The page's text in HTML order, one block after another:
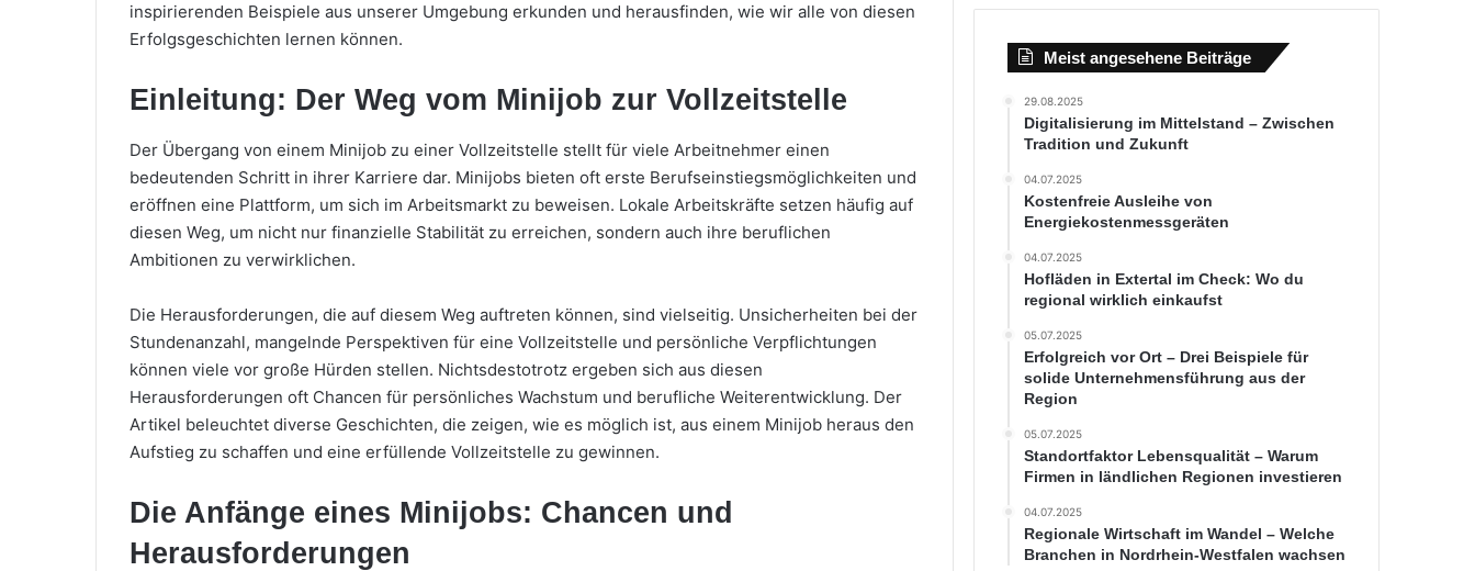
inspirierenden Beispiele aus unserer Umgebung erkunden und herausfinden, wie wir alle von diesen
Erfolgsgeschichten lernen können.
Einleitung: Der Weg vom Minijob zur Vollzeitstelle
Der Übergang von einem Minijob zu einer Vollzeitstelle stellt für viele Arbeitnehmer einen
bedeutenden Schritt in ihrer Karriere dar. Minijobs bieten oft erste Berufseinstiegsmöglichkeiten und
eröffnen eine Plattform, um sich im Arbeitsmarkt zu beweisen. Lokale Arbeitskräfte setzen häufig auf
diesen Weg, um nicht nur finanzielle Stabilität zu erreichen, sondern auch ihre beruflichen
Ambitionen zu verwirklichen.
Die Herausforderungen, die auf diesem Weg auftreten können, sind vielseitig. Unsicherheiten bei der
Stundenanzahl, mangelnde Perspektiven für eine Vollzeitstelle und persönliche Verpflichtungen
können viele vor große Hürden stellen. Nichtsdestotrotz ergeben sich aus diesen
Herausforderungen oft Chancen für persönliches Wachstum und berufliche Weiterentwicklung. Der
Artikel beleuchtet diverse Geschichten, die zeigen, wie es möglich ist, aus einem Minijob heraus den
Aufstieg zu schaffen und eine erfüllende Vollzeitstelle zu gewinnen.
Die Anfänge eines Minijobs: Chancen und
Herausforderungen
Meist angesehene Beiträge
29.08.2025
Digitalisierung im Mittelstand – Zwischen
Tradition und Zukunft
04.07.2025
Kostenfreie Ausleihe von
Energiekostenmessgeräten
04.07.2025
Hofläden in Extertal im Check: Wo du
regional wirklich einkaufst
05.07.2025
Erfolgreich vor Ort – Drei Beispiele für
solide Unternehmensführung aus der
Region
05.07.2025
Standortfaktor Lebensqualität – Warum
Firmen in ländlichen Regionen investieren
04.07.2025
Regionale Wirtschaft im Wandel – Welche
Branchen in Nordrhein-Westfalen wachsen